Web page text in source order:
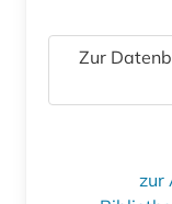
Zur
zur